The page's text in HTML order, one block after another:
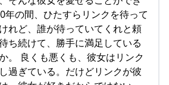
年の間、ひたすらリンクを待って
れど、誰が待っていてくれと頼
ち続けて、勝手に満足している
。 良くも悪くも、彼女はリンク
過ぎている。だけどリンクが彼